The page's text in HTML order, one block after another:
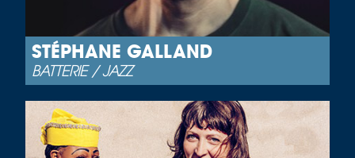
STÉPHANE GALLAND
BATTERIE / JAZZ